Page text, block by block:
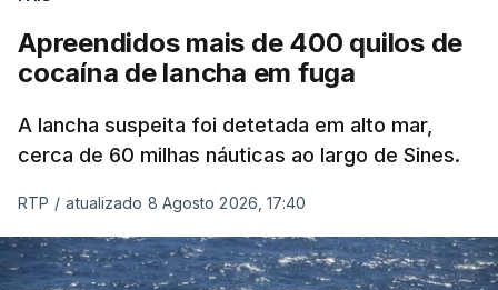
Apreendidos mais de 400 quilos de
cocaína de lancha em fuga
A lancha suspeita foi detetada em alto mar,
cerca de 60 milhas náuticas ao largo de Sines.
RTP / atualizado 8 Agosto 2026, 17:40